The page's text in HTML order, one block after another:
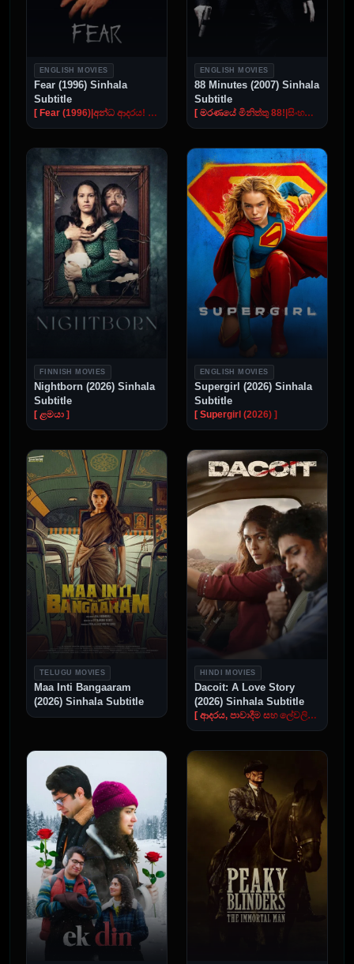
ENGLISH MOVIES
Fear (1996) Sinhala
Subtitle
[ Fear (1996)|අන්ධ ආදරය! [සිංහල උපසිරැසි සමඟ] ]
ENGLISH MOVIES
88 Minutes (2007) Sinhala
Subtitle
[ මරණයේ මිනිත්තු 88!|සිංහල උපසිරැසි සමඟ ]
FINNISH MOVIES
Nightborn (2026) Sinhala
Subtitle
[ ළමයා ]
ENGLISH MOVIES
Supergirl (2026) Sinhala
Subtitle
[ Supergirl (2026) ]
TELUGU MOVIES
Maa Inti Bangaaram
(2026) Sinhala Subtitle
HINDI MOVIES
Dacoit: A Love Story
(2026) Sinhala Subtitle
[ ආදරය, පාවාදීම සහ ලේවලින් ලියවුණු තිගැස්ම ]